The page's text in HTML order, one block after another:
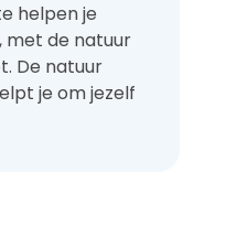
helpen je
met de natuur
De natuur
je om jezelf